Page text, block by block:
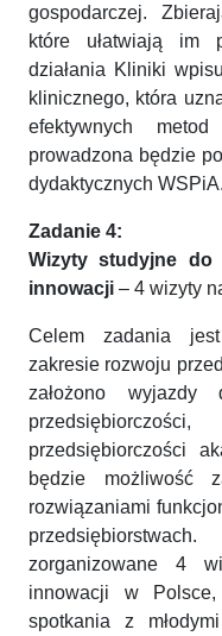
gospodarczej.
które ułatwiają im
działania Kliniki
klinicznego, która
efektywnych
prowadzona będzie
dydaktycznych WSPiA.
Zadanie 4:
Wizyty studyjne do
innowacji – 4 wizyty
Celem zadania
zakresie rozwoju
założono
przedsiębiorczości
będzie możliwość
rozwiązaniami
zorganizowane 4
innowacji w
spotkania z